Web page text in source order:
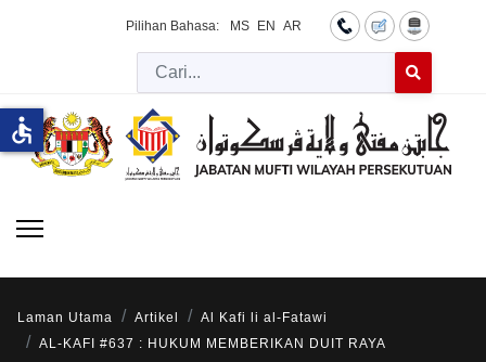
Pilihan Bahasa: MS EN AR
Cari
Laman Utama Artikel
Al Kafi li al-Fatawi
AL-KAFI #637 : HUKUM MEMBERIKAN DUIT RAYA
accessible